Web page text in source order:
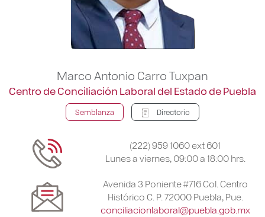
Marco Antonio Carro Tuxpan
Centro de Conciliación Laboral del Estado de Puebla
Semblanza Directorio
(222) 959 1060 ext 601
Lunes a viernes, 09:00 a 18:00 hrs.
Avenida 3 Poniente #716 Col. Centro
Histórico C. P. 72000 Puebla, Pue.
conciliacionlaboral@puebla.gob.mx